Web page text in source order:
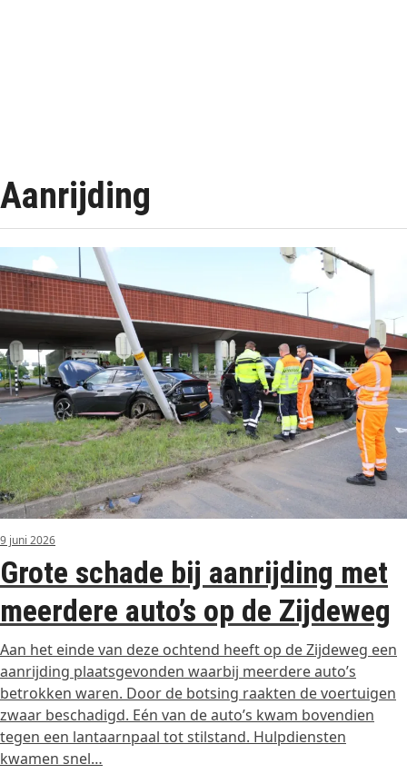
Aanrijding
9 juni 2026
Grote schade bij aanrijding met
meerdere auto’s op de Zijdeweg
Aan het einde van deze ochtend heeft op de Zijdeweg een
aanrijding plaatsgevonden waarbij meerdere auto’s
betrokken waren. Door de botsing raakten de voertuigen
zwaar beschadigd. Eén van de auto’s kwam bovendien
tegen een lantaarnpaal tot stilstand. Hulpdiensten
kwamen snel…